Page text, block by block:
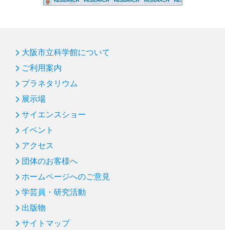
大阪市立科学館について
ご利用案内
プラネタリウム
展示場
サイエンスショー
イベント
アクセス
団体のお客様へ
ホームページへのご意見
学芸員・研究活動
出版物
サイトマップ